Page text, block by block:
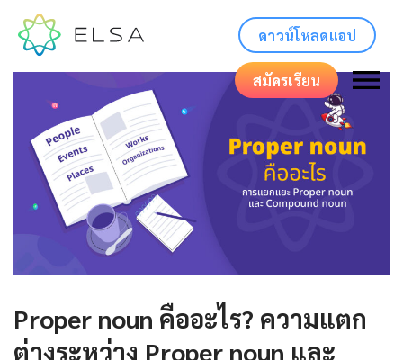
ดาวน์โหลดแอป
สมัครเรียน
Proper noun คืออะไร? ความแตก
ต่างระหว่าง Proper noun และ